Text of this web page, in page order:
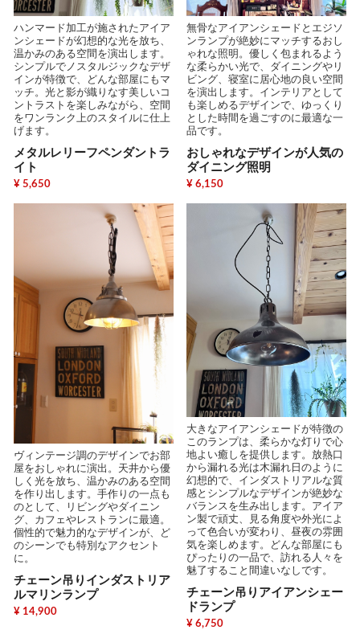
ハンマード加工が施されたアイア
ンシェードが幻想的な光を放ち、
温かみのある空間を演出します。
シンプルでノスタルジックなデザ
インが特徴で、どんな部屋にもマ
ッチ。光と影が織りなす美しいコ
ントラストを楽しみながら、空間
をワンランク上のスタイルに仕上
げます。
メタルレリーフペンダントラ
イト
¥ 5,650
無骨なアイアンシェードとエジソ
ンランプが絶妙にマッチするおし
ゃれな照明。優しく包まれるよう
な柔らかい光で、ダイニングやリ
ビング、寝室に居心地の良い空間
を演出します。インテリアとして
も楽しめるデザインで、ゆっくり
とした時間を過ごすのに最適な一
品です。
おしゃれなデザインが人気の
ダイニング照明
¥ 6,150
ヴィンテージ調のデザインでお部
屋をおしゃれに演出。天井から優
しく光を放ち、温かみのある空間
を作り出します。手作りの一点も
のとして、リビングやダイニン
グ、カフェやレストランに最適。
個性的で魅力的なデザインが、ど
のシーンでも特別なアクセント
に。
チェーン吊りインダストリア
ルマリンランプ
¥ 14,900
大きなアイアンシェードが特徴の
このランプは、柔らかな灯りで心
地よい癒しを提供します。放熱口
から漏れる光は木漏れ日のように
幻想的で、インダストリアルな質
感とシンプルなデザインが絶妙な
バランスを生み出します。アイア
ン製で頑丈、見る角度や外光によ
って色合いが変わり、昼夜の雰囲
気を楽しめます。どんな部屋にも
ぴったりの一品で、訪れる人々を
魅了すること間違いなしです。
チェーン吊りアイアンシェー
ドランプ
¥ 6,750